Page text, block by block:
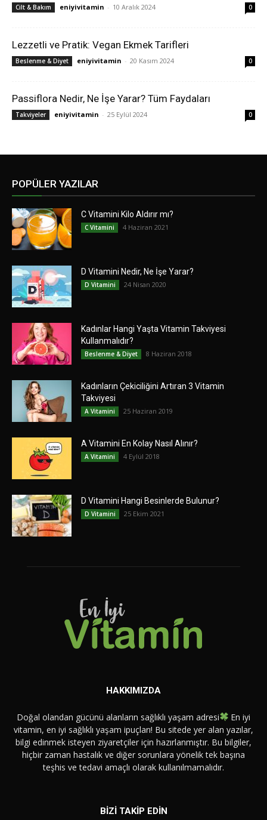
Cilt & Bakım eniyivitamin - 10 Aralık 2024 0
Lezzetli ve Pratik: Vegan Ekmek Tarifleri
Beslenme & Diyet eniyivitamin - 20 Kasım 2024 0
Passiflora Nedir, Ne İşe Yarar? Tüm Faydaları
Takviyeler eniyivitamin - 25 Eylül 2024 0
POPÜLER YAZILAR
C Vitamini Kilo Aldırır mı?
C Vitamini 4 Haziran 2021
D Vitamini Nedir, Ne İşe Yarar?
D Vitamini 24 Nisan 2020
Kadınlar Hangi Yaşta Vitamin Takviyesi
Kullanmalıdır?
Beslenme & Diyet 8 Haziran 2018
Kadınların Çekiciliğini Artıran 3 Vitamin
Takviyesi
A Vitamini 25 Haziran 2019
A Vitamini En Kolay Nasıl Alınır?
A Vitamini 4 Eylül 2018
D Vitamini Hangi Besinlerde Bulunur?
D Vitamini 25 Ekim 2021
HAKKIMIZDA
Doğal olandan gücünü alanların sağlıklı yaşam adresi
En iyi
vitamin, en iyi sağlıklı yaşam ipuçları! Bu sitede yer alan yazılar,
bilgi edinmek isteyen ziyaretçiler için hazırlanmıştır. Bu bilgiler,
hiçbir zaman hastalık ve diğer sorunlara yönelik tek başına
teşhis ve tedavi amaçlı olarak kullanılmamalıdır.
BİZİ TAKİP EDİN